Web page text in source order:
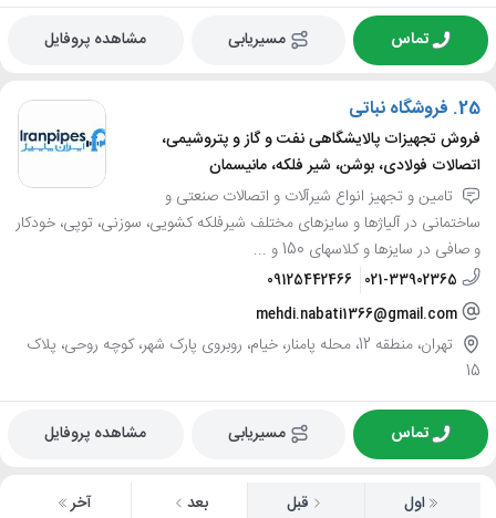
تماس مسیریابی مشاهده پروفایل
25. فروشگاه نباتی
فروش تجهیزات پالایشگاهی نفت و گاز و پتروشیمی،
اتصالات فولادی، بوشن، شیر فلکه، مانیسمان
تامین و تجهیز انواع شیرآلات و اتصالات صنعتی و
ساختمانی در آلیاژها و سایزهای مختلف شیرفلکه کشویی، سوزنی، توپی، خودکار
و صافی در سایزها و کلاسهای 150 و ...
021-33902365
09125442466
mehdi.nabati1366@gmail.com
تهران، منطقه 12، محله پامنار، خیام، روبروی پارک شهر، کوچه روحی، پلاک
15
تماس مسیریابی مشاهده پروفایل
اول قبل بعد آخر